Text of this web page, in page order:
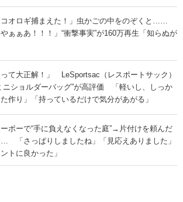
オロギ捕まえた！」虫かごの中をのぞくと……
やぁぁあ！！！」“衝撃事実”が160万再生「知らぬが
って大正解！」 LeSportsac（レスポートサック）
ニショルダーバッグ”が高評価 「軽いし、しっか
作り」「持っているだけで気分があがる」
ボーで“手に負えなくなった庭”→片付けを頼んだ
「さっぱりしましたね」「見応えありました」
ントに良かった」